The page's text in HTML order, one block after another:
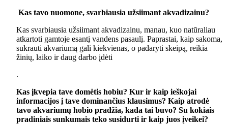
Kas tavo nuomone, svarbiausia užsiimant akvadizainu?
Kas svarbiausia užsiimant akvadizainu, manau, kuo natūraliau
atkartoti gamtoje esantį vandens pasaulį. Paprastai, kaip sakoma,
sukrauti akvariumą gali kiekvienas, o padaryti skeipą, reikia
žinių, laiko ir daug darbo įdėti
.
Kas įkvepia tave domėtis hobiu? Kur ir kaip ieškojai
informacijos į tave dominančius klausimus? Kaip atrodė
tavo akvariumų hobio pradžia, kada tai buvo? Su kokiais
pradiniais sunkumais teko susidurti ir kaip juos įveikei?